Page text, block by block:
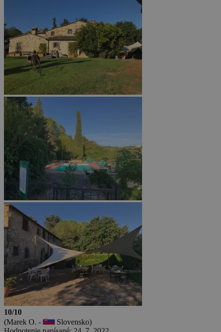
10/10
(Marek O. -
Slovensko)